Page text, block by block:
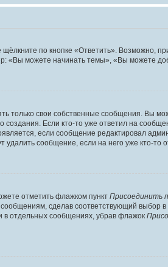
по кнопке «Ответить». Возможно,
«Вы можете начинать темы», «Вы можете
только свои собственные сообщения. Вы
создания. Если кто-то уже ответил на
если сообщение редактировал
сообщение, если на него уже кто-то
отметить флажком пункт Присоединить
сделав соответствующий выбор
в отдельных сообщениях, убрав флажок